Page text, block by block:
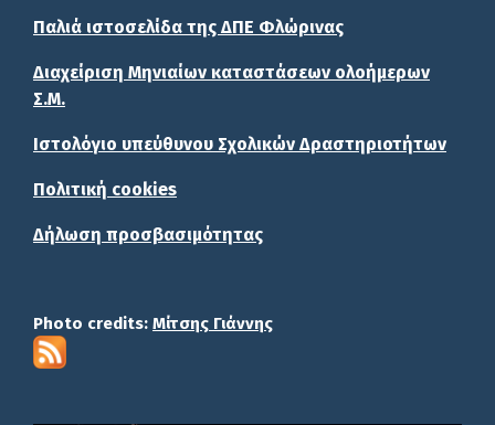
Παλιά ιστοσελίδα της ΔΠΕ Φλώρινας
Διαχείριση Μηνιαίων καταστάσεων ολοήμερων
Σ.Μ.
Ιστολόγιο υπεύθυνου Σχολικών Δραστηριοτήτων
Πολιτική cookies
Δήλωση προσβασιμότητας
Photo credits: Μίτσης Γιάννης